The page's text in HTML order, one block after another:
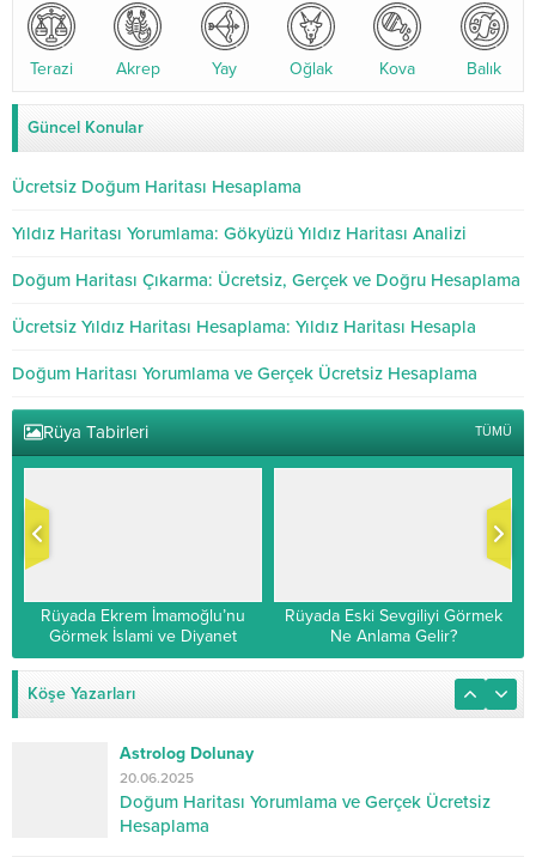
Terazi Akrep Yay Oğlak Kova Balık
Güncel Konular
Ücretsiz Doğum Haritası Hesaplama
Yıldız Haritası Yorumlama: Gökyüzü Yıldız Haritası Analizi
Doğum Haritası Çıkarma: Ücretsiz, Gerçek ve Doğru Hesaplama
Ücretsiz Yıldız Haritası Hesaplama: Yıldız Haritası Hesapla
Doğum Haritası Yorumlama ve Gerçek Ücretsiz Hesaplama
Rüya Tabirleri TÜMÜ
Rüyada Ekrem İmamoğlu’nu
Görmek İslami ve Diyanet
Yorumu
Rüyada Eski Sevgiliyi Görmek
Ne Anlama Gelir?
Köşe Yazarları
Astrolog Dolunay
20.06.2025
Doğum Haritası Yorumlama ve Gerçek Ücretsiz
Hesaplama